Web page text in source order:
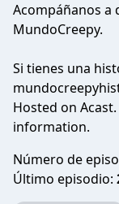
Acompáñanos a
MundoCreepy.
Si tienes una
Hosted on
information.
Número de
Último episodio: